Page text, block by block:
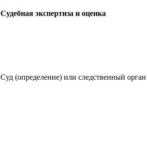
Судебная экспертиза и оценка
Суд (определение) или следственный